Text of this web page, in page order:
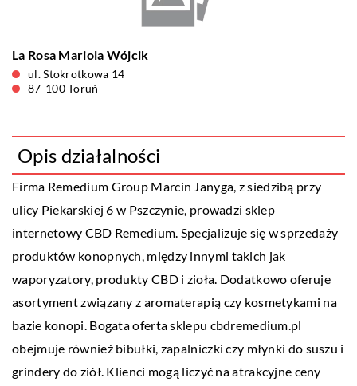
La Rosa Mariola Wójcik
ul. Stokrotkowa 14
87-100 Toruń
Opis działalności
Firma Remedium Group Marcin Janyga, z siedzibą przy
ulicy Piekarskiej 6 w Pszczynie, prowadzi sklep
internetowy CBD Remedium. Specjalizuje się w sprzedaży
produktów konopnych, między innymi takich jak
waporyzatory, produkty CBD i zioła. Dodatkowo oferuje
asortyment związany z aromaterapią czy kosmetykami na
bazie konopi. Bogata oferta sklepu cbdremedium.pl
obejmuje również bibułki, zapalniczki czy młynki do suszu i
grindery do ziół. Klienci mogą liczyć na atrakcyjne ceny